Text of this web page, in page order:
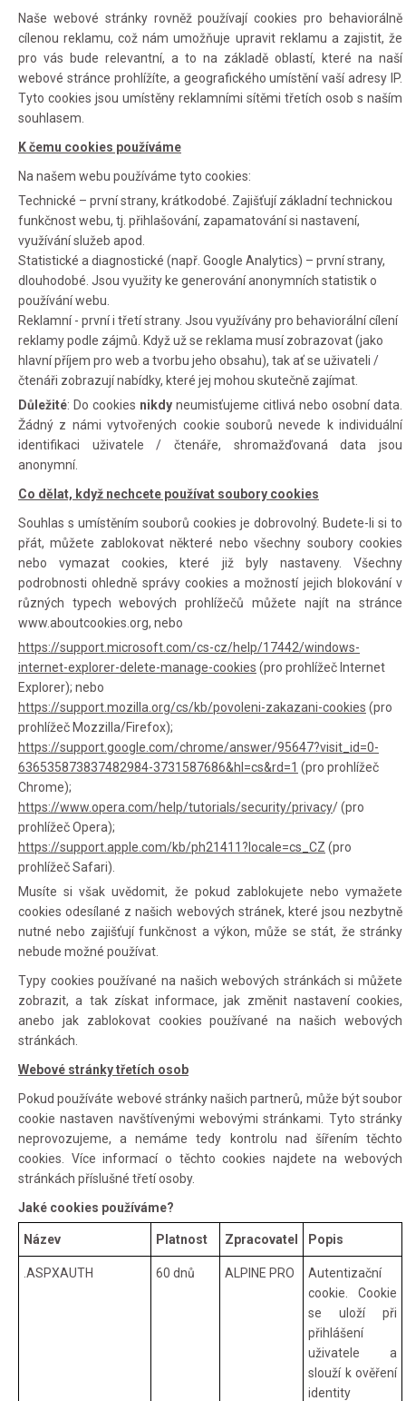
Naše webové stránky rovněž používají cookies pro behaviorálně
cílenou reklamu, což nám umožňuje upravit reklamu a zajistit, že
pro vás bude relevantní, a to na základě oblastí, které na naší
webové stránce prohlížíte, a geografického umístění vaší adresy IP.
Tyto cookies jsou umístěny reklamními sítěmi třetích osob s naším
souhlasem.
K čemu cookies používáme
Na našem webu používáme tyto cookies:
Technické – první strany, krátkodobé. Zajišťují základní technickou
funkčnost webu, tj. přihlašování, zapamatování si nastavení,
využívání služeb apod.
Statistické a diagnostické (např. Google Analytics) – první strany,
dlouhodobé. Jsou využity ke generování anonymních statistik o
používání webu.
Reklamní - první i třetí strany. Jsou využívány pro behaviorální cílení
reklamy podle zájmů. Když už se reklama musí zobrazovat (jako
hlavní příjem pro web a tvorbu jeho obsahu), tak ať se uživateli /
čtenáři zobrazují nabídky, které jej mohou skutečně zajímat.
Důležité: Do cookies nikdy neumisťujeme citlivá nebo osobní data.
Žádný z námi vytvořených cookie souborů nevede k individuální
identifikaci uživatele / čtenáře, shromažďovaná data jsou
anonymní.
Co dělat, když nechcete používat soubory cookies
Souhlas s umístěním souborů cookies je dobrovolný. Budete-li si to
přát, můžete zablokovat některé nebo všechny soubory cookies
nebo vymazat cookies, které již byly nastaveny. Všechny
podrobnosti ohledně správy cookies a možností jejich blokování v
různých typech webových prohlížečů můžete najít na stránce
www.aboutcookies.org, nebo
https://support.microsoft.com/cs-cz/help/17442/windows-
internet-explorer-delete-manage-cookies (pro prohlížeč Internet
Explorer); nebo
https://support.mozilla.org/cs/kb/povoleni-zakazani-cookies (pro
prohlížeč Mozzilla/Firefox);
https://support.google.com/chrome/answer/95647?visit_id=0-
636535873837482984-3731587686&hl=cs&rd=1 (pro prohlížeč
Chrome);
https://www.opera.com/help/tutorials/security/privacy/ (pro
prohlížeč Opera);
https://support.apple.com/kb/ph21411?locale=cs_CZ (pro
prohlížeč Safari).
Musíte si však uvědomit, že pokud zablokujete nebo vymažete
cookies odesílané z našich webových stránek, které jsou nezbytně
nutné nebo zajišťují funkčnost a výkon, může se stát, že stránky
nebude možné používat.
Typy cookies používané na našich webových stránkách si můžete
zobrazit, a tak získat informace, jak změnit nastavení cookies,
anebo jak zablokovat cookies používané na našich webových
stránkách.
Webové stránky třetích osob
Pokud používáte webové stránky našich partnerů, může být soubor
cookie nastaven navštívenými webovými stránkami. Tyto stránky
neprovozujeme, a nemáme tedy kontrolu nad šířením těchto
cookies. Více informací o těchto cookies najdete na webových
stránkách příslušné třetí osoby.
Jaké cookies používáme?
Název Platnost Zpracovatel Popis
.ASPXAUTH 60 dnů ALPINE PRO
Autentizační
cookie. Cookie
se uloží při
přihlášení
uživatele a
slouží k ověření
identity